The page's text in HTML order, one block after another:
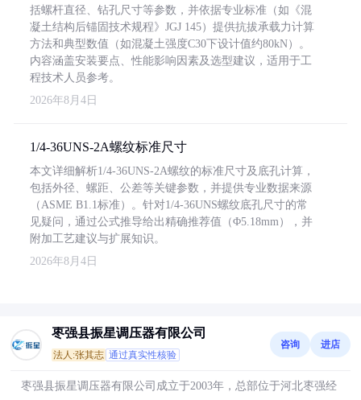
括螺杆直径、钻孔尺寸等参数，并依据专业标准（如《混
凝土结构后锚固技术规程》JGJ 145）提供抗拔承载力计算
方法和典型数值（如混凝土强度C30下设计值约80kN）。
内容涵盖安装要点、性能影响因素及选型建议，适用于工
程技术人员参考。
2026年8月4日
1/4-36UNS-2A螺纹标准尺寸
本文详细解析1/4-36UNS-2A螺纹的标准尺寸及底孔计算，
包括外径、螺距、公差等关键参数，并提供专业数据来源
（ASME B1.1标准）。针对1/4-36UNS螺纹底孔尺寸的常
见疑问，通过公式推导给出精确推荐值（Φ5.18mm），并
附加工艺建议与扩展知识。
2026年8月4日
枣强县振星调压器有限公司
法人:张其志 通过真实性核验
咨询 进店
枣强县振星调压器有限公司成立于2003年，总部位于河北枣强经